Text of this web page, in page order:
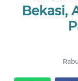
Bekasi,
NUSANTARA
KHAS